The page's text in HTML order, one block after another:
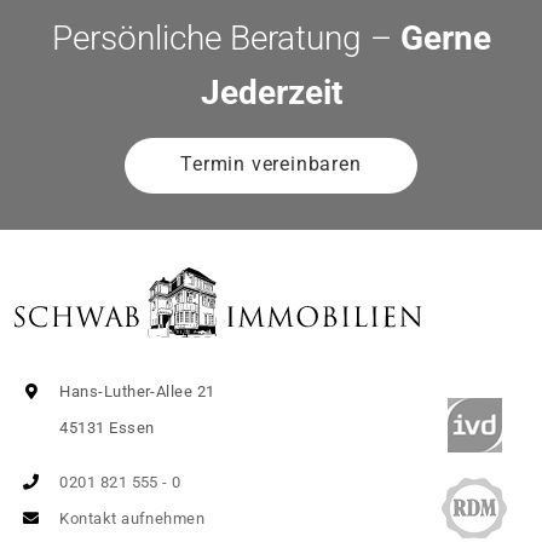
Persönliche Beratung – Gerne
Jederzeit
Termin vereinbaren
Hans-Luther-Allee 21
45131 Essen
0201 821 555 - 0
Kontakt aufnehmen